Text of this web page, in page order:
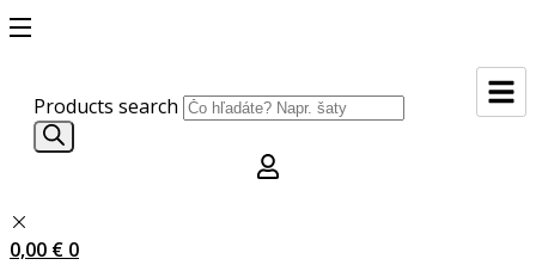
Products search
0,00 € 0